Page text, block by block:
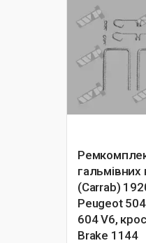
гальмівних
(Carrab)
Peugeot
604 V6,
Brake 1144